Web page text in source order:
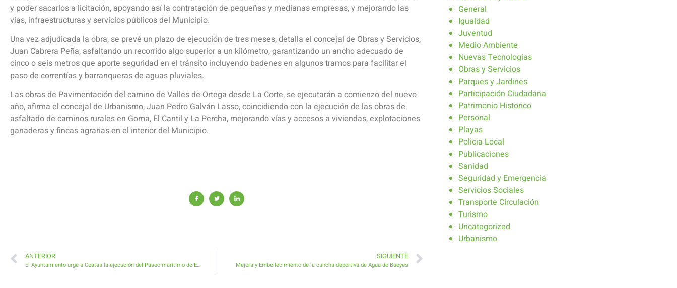
y poder sacarlos a licitación, apoyando así la contratación de pequeñas y medianas empresas, y mejorando las
vías, infraestructuras y servicios públicos del Municipio.
Una vez adjudicada la obra, se prevé un plazo de ejecución de tres meses, detalla el concejal de Obras y Servicios,
Juan Cabrera Peña, asfaltando un recorrido algo superior a un kilómetro, garantizando un ancho adecuado de
cinco o seis metros que aporte seguridad en el tránsito incluyendo badenes en algunos tramos para facilitar el
paso de correntías y barranqueras de aguas pluviales.
Las obras de Pavimentación del camino de Valles de Ortega desde La Corte, se ejecutarán a comienzo del nuevo
año, afirma el concejal de Urbanismo, Juan Pedro Galván Lasso, coincidiendo con la ejecución de las obras de
asfaltado de caminos rurales en Goma, El Cantil y La Percha, mejorando vías y accesos a viviendas, explotaciones
ganaderas y fincas agrarias en el interior del Municipio.
ANTERIOR
El Ayuntamiento urge a Costas la ejecución del Paseo marítimo de El Castillo
SIGUIENTE
Mejora y Embellecimiento de la cancha deportiva de Agua de Bueyes
General
Igualdad
Juventud
Medio Ambiente
Nuevas Tecnologias
Obras y Servicios
Parques y Jardines
Participación Ciudadana
Patrimonio Historico
Personal
Playas
Policia Local
Publicaciones
Sanidad
Seguridad y Emergencia
Servicios Sociales
Transporte Circulación
Turismo
Uncategorized
Urbanismo